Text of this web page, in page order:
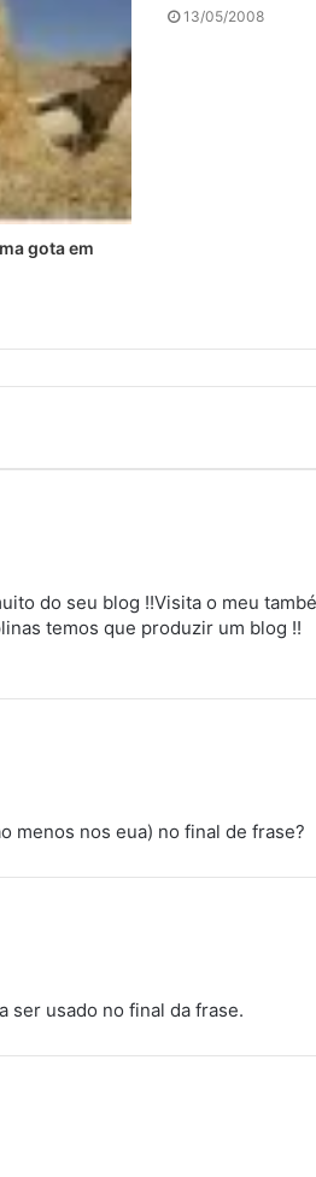
gota em
13/05/2008
do seu blog !!Visita o meu
temos que produzir um blog !!
menos nos eua) no final de frase?
ser usado no final da frase.